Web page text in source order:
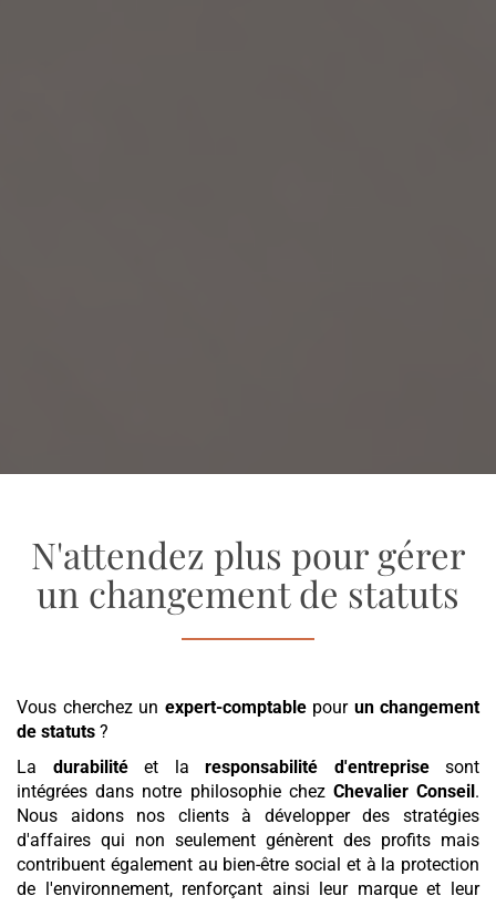
N'attendez plus pour gérer
un changement de statuts
Vous cherchez un expert-comptablepour un changement
de statuts ?
La durabilitéet la responsabilité d'entreprisesont
intégrées dans notre philosophie chez Chevalier Conseil .
Nous aidons nos clients à développer des stratégies
d'affaires qui non seulement génèrent des profits mais
contribuent également au bien-être social et à la protection
de l'environnement, renforçant ainsi leur marque et leur